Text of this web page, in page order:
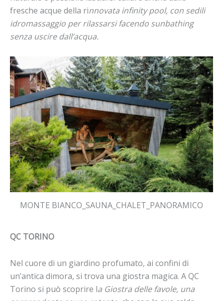
fresche acque della rinnovata infinity pool, con sedili
idromassaggio per rilassarsi facendo sunbathing
senza uscire dall’acqua.
MONTE BIANCO_SAUNA_CHALET_PANORAMICO
QC TORINO
Nel cuore di un giardino profumato, ai confini di
un’antica dimora, si trova una giostra magica. A QC
Torino si può scoprire la Giostra delle favole, una